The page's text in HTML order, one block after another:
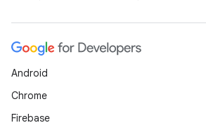
Android
Chrome
Firebase